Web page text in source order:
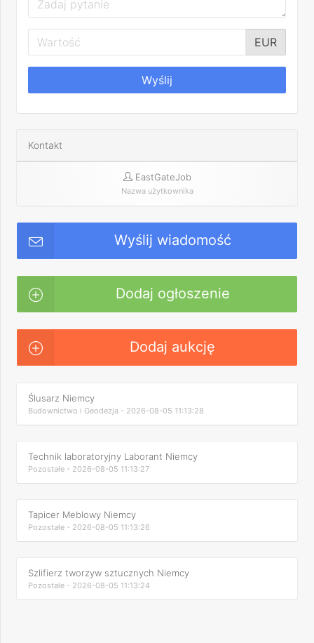
EUR
Wyślij
Kontakt
EastGateJob
Nazwa użytkownika
Wyślij wiadomość
Dodaj ogłoszenie
Dodaj aukcję
Ślusarz Niemcy
Budownictwo i Geodezja - 2026-08-05 11:13:28
Technik laboratoryjny Laborant Niemcy
Pozostałe - 2026-08-05 11:13:27
Tapicer Meblowy Niemcy
Pozostałe - 2026-08-05 11:13:26
Szlifierz tworzyw sztucznych Niemcy
Pozostałe - 2026-08-05 11:13:24